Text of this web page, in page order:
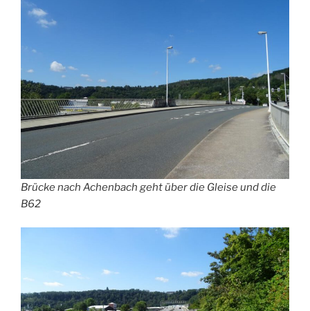
Brücke nach Achenbach geht über die Gleise und die
B62